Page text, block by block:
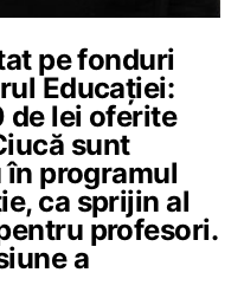
pe fonduri
Educației:
de lei oferite
sunt
programul
ca sprijin al
profesori.
a